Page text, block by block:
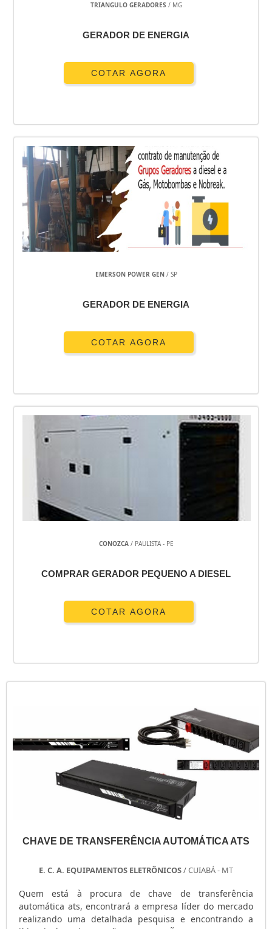
TRIANGULO GERADORES / MG
GERADOR DE ENERGIA
COTAR AGORA
EMERSON POWER GEN/ SP
GERADOR DE ENERGIA
COTAR AGORA
CONOZCA/ PAULISTA - PE
COMPRAR GERADOR PEQUENO A DIESEL
COTAR AGORA
CHAVE DE TRANSFERÊNCIA AUTOMÁTICA ATS
E. C. A. EQUIPAMENTOS ELETRÔNICOS/ CUIABÁ - MT
Quem está à procura de chave de transferência
automática ats, encontrará a empresa líder do mercado
realizando uma detalhada pesquisa e encontrando a